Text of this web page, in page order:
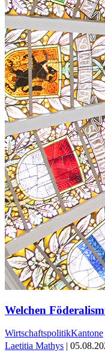
Welchen
WirtschaftspolitikKantone
Laetitia Mathys |